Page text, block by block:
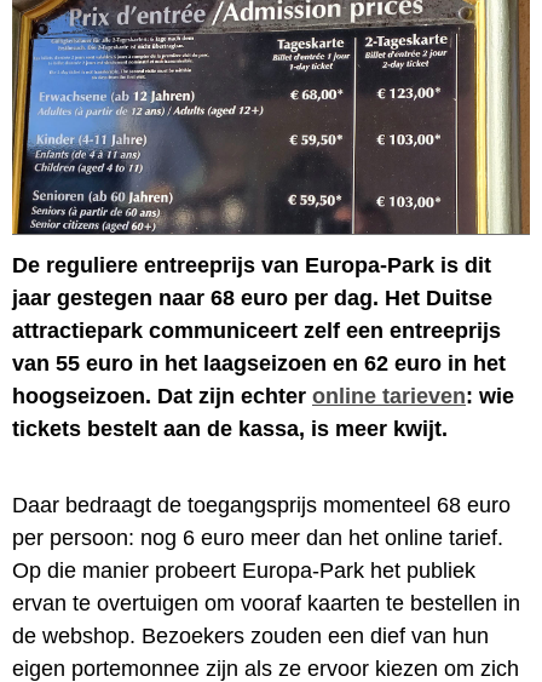
De reguliere entreeprijs van Europa-Park is dit
jaar gestegen naar 68 euro per dag. Het Duitse
attractiepark communiceert zelf een entreeprijs
van 55 euro in het laagseizoen en 62 euro in het
hoogseizoen. Dat zijn echter online tarieven: wie
tickets bestelt aan de kassa, is meer kwijt.
Daar bedraagt de toegangsprijs momenteel 68 euro
per persoon: nog 6 euro meer dan het online tarief.
Op die manier probeert Europa-Park het publiek
ervan te overtuigen om vooraf kaarten te bestellen in
de webshop. Bezoekers zouden een dief van hun
eigen portemonnee zijn als ze ervoor kiezen om zich